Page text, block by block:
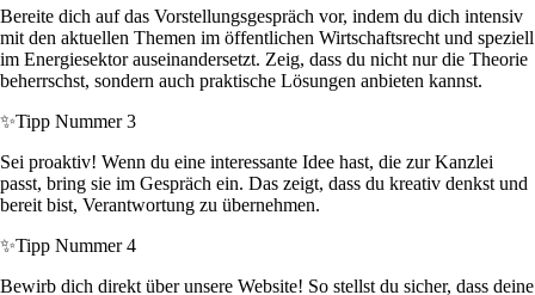
Bereite dich auf das Vorstellungsgespräch vor, indem du dich intensiv
mit den aktuellen Themen im öffentlichen Wirtschaftsrecht und speziell
im Energiesektor auseinandersetzt. Zeig, dass du nicht nur die Theorie
beherrschst, sondern auch praktische Lösungen anbieten kannst.
✨Tipp Nummer 3
Sei proaktiv! Wenn du eine interessante Idee hast, die zur Kanzlei
passt, bring sie im Gespräch ein. Das zeigt, dass du kreativ denkst und
bereit bist, Verantwortung zu übernehmen.
✨Tipp Nummer 4
Bewirb dich direkt über unsere Website! So stellst du sicher, dass deine